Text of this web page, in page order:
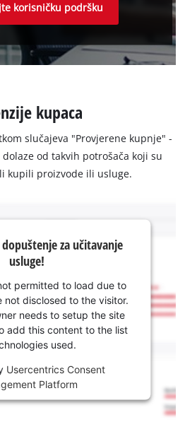
korisničku podršku
kupaca
slučajeva "Provjerene kupnje" -
od takvih potrošača koji su
kupili proizvode ili usluge.
za učitavanje
usluge!
permitted to load due to
not disclosed to the visitor.
needs to setup the site
add this content to the list
used.
Usercentrics Consent
Platform